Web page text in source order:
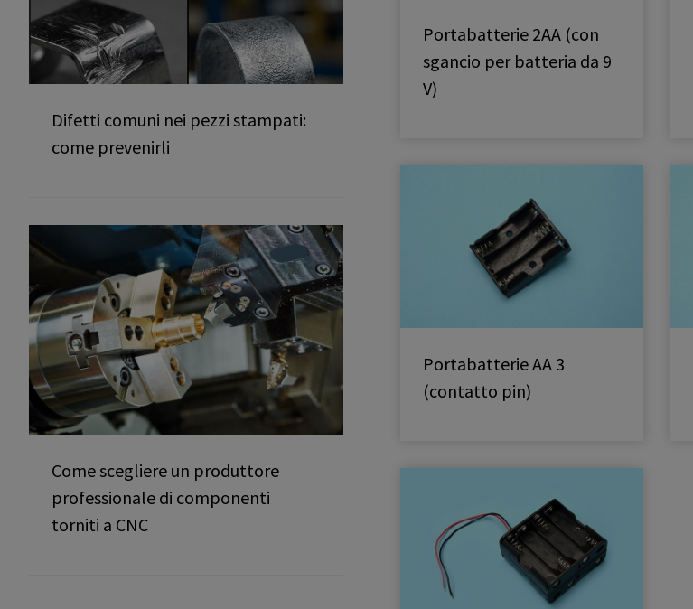
Portabatterie 2AA (con
sgancio per batteria da 9
V)
Portabatterie AA 3
(contatto pin)
Difetti comuni nei pezzi stampati:
come prevenirli
Come scegliere un produttore
professionale di componenti
torniti a CNC